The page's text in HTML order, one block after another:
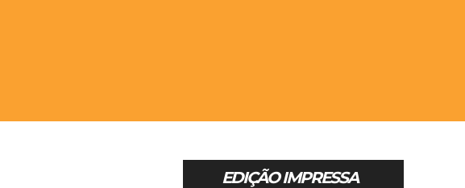
EDIÇÃO IMPRESSA